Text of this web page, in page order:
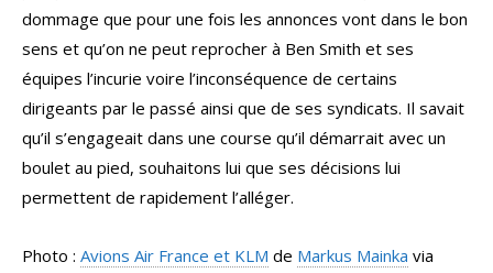
dommage que pour une fois les annonces vont dans le bon
sens et qu’on ne peut reprocher à Ben Smith et ses
équipes l’incurie voire l’inconséquence de certains
dirigeants par le passé ainsi que de ses syndicats. Il savait
qu’il s’engageait dans une course qu’il démarrait avec un
boulet au pied, souhaitons lui que ses décisions lui
permettent de rapidement l’alléger.
Photo : Avions Air France et KLM de Markus Mainka via